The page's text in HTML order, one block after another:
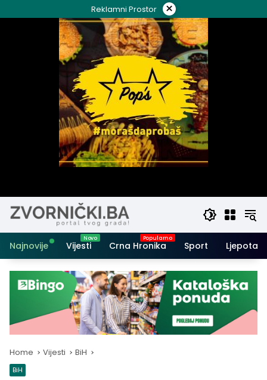
to
Reklamni Prostor ×
Najnovije Vijesti Crna Hronika Sport Ljepota i
Home Vijesti BiH
BiH